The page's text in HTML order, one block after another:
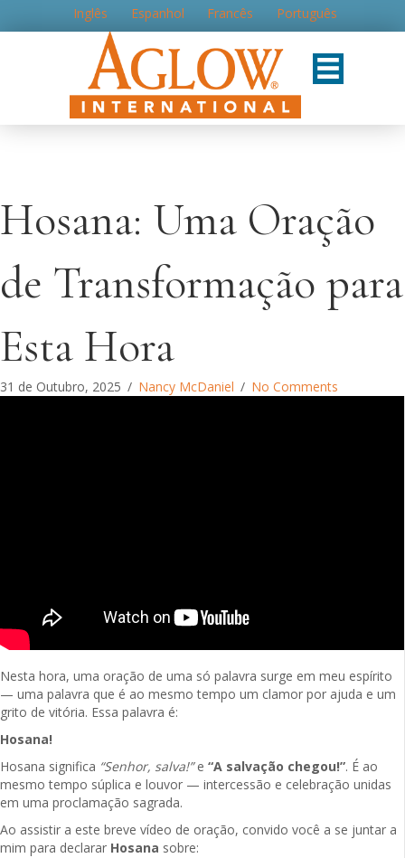
Inglês Espanhol Francês Português
Hosana: Uma Oração
de Transformação para
Esta Hora
31 de Outubro, 2025 / Nancy McDaniel / No Comments
Nesta hora, uma oração de uma só palavra surge em meu espírito
— uma palavra que é ao mesmo tempo um clamor por ajuda e um
grito de vitória. Essa palavra é:
Hosana!
Hosana significa “Senhor, salva!”e “A salvação chegou!”. É ao
mesmo tempo súplica e louvor — intercessão e celebração unidas
em uma proclamação sagrada.
Ao assistir a este breve vídeo de oração, convido você a se juntar a
mim para declarar Hosana sobre: